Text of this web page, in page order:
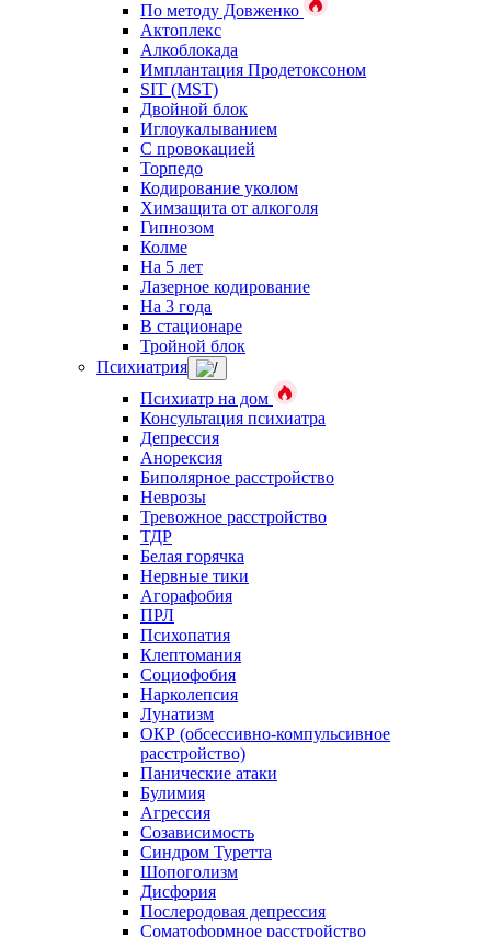
По методу Довженко
Актоплекс
Алкоблокада
Имплантация Продетоксоном
SIT (MST)
Двойной блок
Иглоукалыванием
С провокацией
Торпедо
Кодирование уколом
Химзащита от алкоголя
Гипнозом
Колме
На 5 лет
Лазерное кодирование
На 3 года
В стационаре
Тройной блок
Психиатрия
Психиатр на дом
Консультация психиатра
Депрессия
Анорексия
Биполярное расстройство
Неврозы
Тревожное расстройство
ТДР
Белая горячка
Нервные тики
Агорафобия
ПРЛ
Психопатия
Клептомания
Социофобия
Нарколепсия
Лунатизм
ОКР (обсессивно-компульсивное
расстройство)
Панические атаки
Булимия
Агрессия
Созависимость
Синдром Туретта
Шопоголизм
Дисфория
Послеродовая депрессия
Соматоформное расстройство